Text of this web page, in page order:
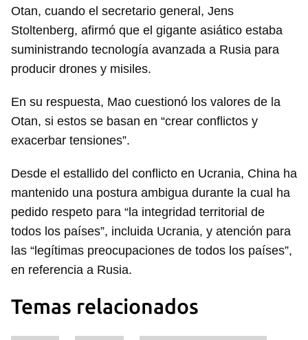
Guardar como favorito
iniciar sesión con tu cuenta de 14ymedio.
INICIAR SESIÓN
Otan, cuando el secretario general, Jens
Stoltenberg, afirmó que el gigante asiático estaba
suministrando tecnología avanzada a Rusia para
producir drones y misiles.
En su respuesta, Mao cuestionó los valores de la
Otan, si estos se basan en “crear conflictos y
exacerbar tensiones”.
Desde el estallido del conflicto en Ucrania, China ha
mantenido una postura ambigua durante la cual ha
pedido respeto para “la integridad territorial de
todos los países”, incluida Ucrania, y atención para
las “legítimas preocupaciones de todos los países”,
en referencia a Rusia.
Temas relacionados